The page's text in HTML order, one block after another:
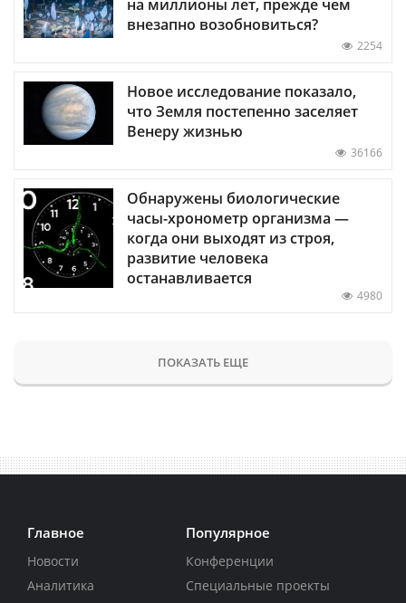
на миллионы лет, прежде чем
внезапно возобновиться?
2254
Новое исследование показало,
что Земля постепенно заселяет
Венеру жизнью
36166
Обнаружены биологические
часы-хронометр организма —
когда они выходят из строя,
развитие человека
останавливается
4980
ПОКАЗАТЬ ЕЩЕ
Главное
Новости
Аналитика
Популярное
Конференции
Специальные проекты